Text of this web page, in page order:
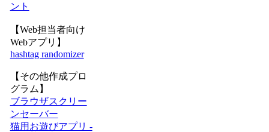
ント
【Web担当者向け
Webアプリ】
hashtag randomizer
【その他作成プロ
グラム】
ブラウザスクリー
ンセーバー
猫用お遊びアプリ -